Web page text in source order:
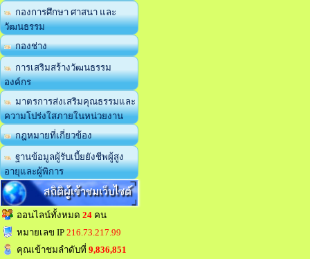
กองการศึกษา ศาสนา และ
วัฒนธรรม
กองช่าง
การเสริมสร้างวัฒนธรรม
องค์กร
มาตรการส่งเสริมคุณธรรมและ
ความโปร่งใสภายในหน่วยงาน
กฎหมายที่เกี่ยวข้อง
ฐานข้อมูลผู้รับเบี้ยยังชีพผู้สูง
อายุและผู้พิการ
สถิติผู้เข้าชมเว็บไซต์
ออนไลน์ทั้งหมด 24 คน
หมายเลข IP 216.73.217.99
คุณเข้าชมลำดับที่ 9,836,851